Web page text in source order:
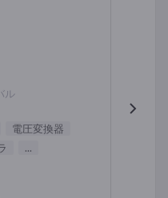
ル
電圧変換器
...